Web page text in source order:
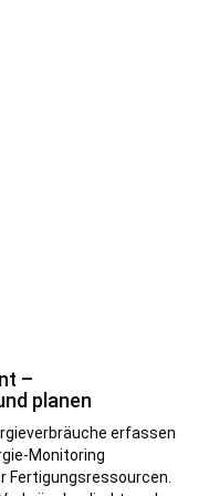
–
planen
erfassen
Monitoring
Fertigungsressourcen.